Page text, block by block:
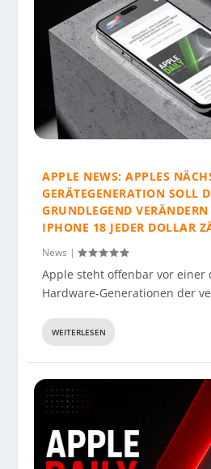
APPLE NEWS: APPLES
GERÄTEGENERATION SOLL
GRUNDLEGEND
IPHONE 18 JEDER DOLLAR
News |
Apple steht offenbar vor einer
Hardware-Generationen der
WEITERLESEN